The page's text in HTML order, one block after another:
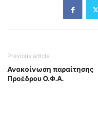
Previous article
Ανακοίνωση παραίτησης
Προέδρου Ο.Φ.Α.